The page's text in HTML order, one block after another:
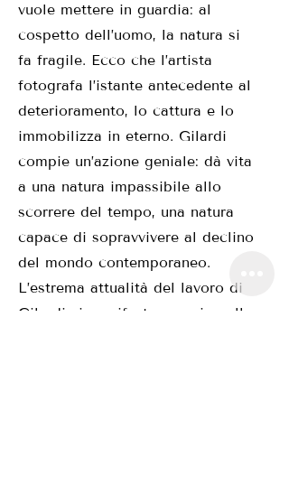
vuole mettere in guardia: al
cospetto dell’uomo, la natura si
fa fragile. Ecco che l’artista
fotografa l’istante antecedente al
deterioramento, lo cattura e lo
immobilizza in eterno. Gilardi
compie un’azione geniale: dà vita
a una natura impassibile allo
scorrere del tempo, una natura
capace di sopravvivere al declino
del mondo contemporaneo.
L’estrema attualità del lavoro di
Gilardi si manifesta proprio nella